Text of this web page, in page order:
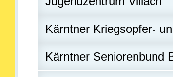
Kärntner Kriegsopfer-
Kärntner Seniorenbund